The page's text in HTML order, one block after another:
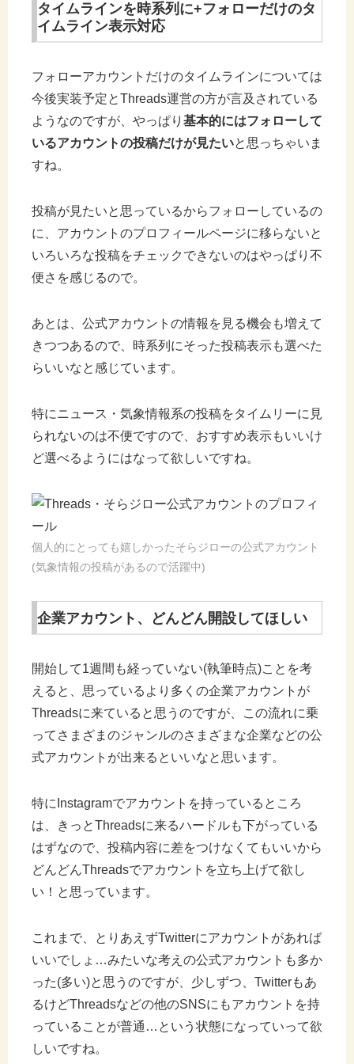
タイムラインを時系列に+フォローだけのタ
イムライン表示対応
フォローアカウントだけのタイムラインについては
今後実装予定とThreads運営の方が言及されている
ようなのですが、やっぱり 基本的にはフォローして
いるアカウントの投稿だけが見たいと思っちゃいま
すね。
投稿が見たいと思っているからフォローしているの
に、アカウントのプロフィールページに移らないと
いろいろな投稿をチェックできないのはやっぱり不
便さを感じるので。
あとは、公式アカウントの情報を見る機会も増えて
きつつあるので、時系列にそった投稿表示も選べた
らいいなと感じています。
特にニュース・気象情報系の投稿をタイムリーに見
られないのは不便ですので、おすすめ表示もいいけ
ど選べるようにはなって欲しいですね。
個人的にとっても嬉しかったそらジローの公式アカウント
(気象情報の投稿があるので活躍中)
企業アカウント、どんどん開設してほしい
開始して1週間も経っていない(執筆時点)ことを考
えると、思っているより多くの企業アカウントが
Threadsに来ていると思うのですが、この流れに乗
ってさまざまのジャンルのさまざまな企業などの公
式アカウントが出来るといいなと思います。
特にInstagramでアカウントを持っているところ
は、きっとThreadsに来るハードルも下がっている
はずなので、投稿内容に差をつけなくてもいいから
どんどんThreadsでアカウントを立ち上げて欲し
い！と思っています。
これまで、とりあえずTwitterにアカウントがあれば
いいでしょ…みたいな考えの公式アカウントも多か
った(多い)と思うのですが、少しずつ、Twitterもあ
るけどThreadsなどの他のSNSにもアカウントを持
っていることが普通…という状態になっていって欲
しいですね。